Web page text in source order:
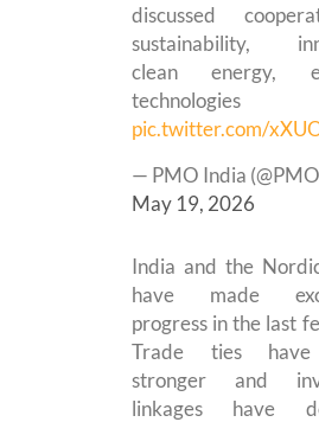
discussed
sustainability,
clean energy,
technologies
pic.twitter.com/
— PMO India
May 19, 2026
India and the
have made
progress in the last
Trade ties
stronger and
linkages have